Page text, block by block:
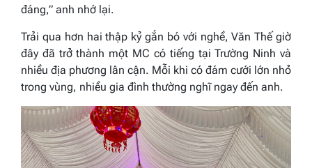
đáng,” anh nhớ lại.
Trải qua hơn hai thập kỷ gắn bó với nghề, Văn Thế giờ
đây đã trở thành một MC có tiếng tại Trường Ninh và
nhiều địa phương lân cận. Mỗi khi có đám cưới lớn nhỏ
trong vùng, nhiều gia đình thường nghĩ ngay đến anh.